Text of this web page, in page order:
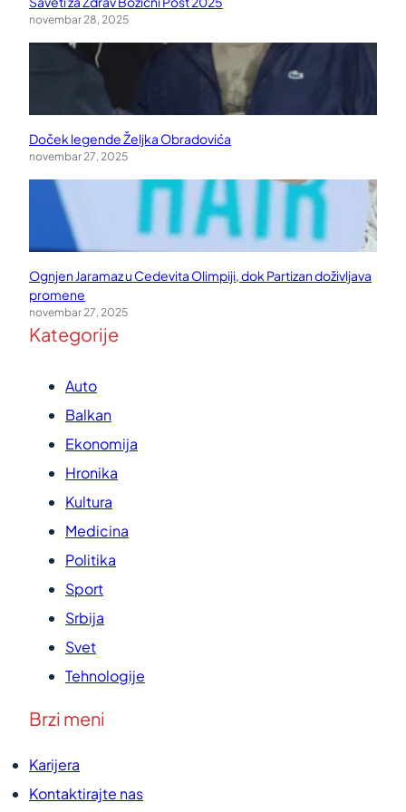
novembar 28, 2025
Doček legende Željka Obradovića
novembar 27, 2025
Ognjen Jaramaz u Cedevita Olimpiji, dok Partizan doživljava
promene
novembar 27, 2025
Kategorije
Auto
Balkan
Ekonomija
Hronika
Kultura
Medicina
Politika
Sport
Srbija
Svet
Tehnologije
Brzi meni
Karijera
Kontaktirajte nas